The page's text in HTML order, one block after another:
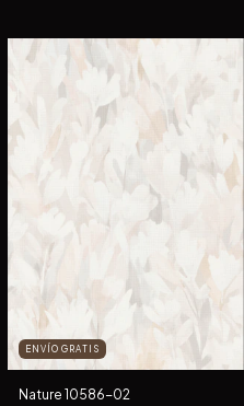
ENVÍO GRATIS
Nature 10586-02